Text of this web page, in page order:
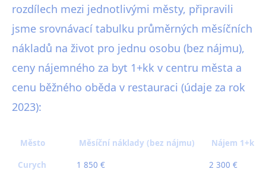
rozdílech mezi jednotlivými městy, připravili
jsme srovnávací tabulku průměrných měsíčních
nákladů na život pro jednu osobu (bez nájmu),
ceny nájemného za byt 1+kk v centru města a
cenu běžného oběda v restauraci (údaje za rok
2023):
Město Měsíční náklady (bez nájmu) Nájem 1+kk
Curych 1 850 €
2 300 €